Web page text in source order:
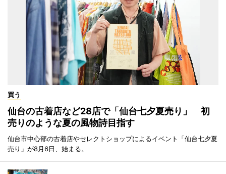
買う
仙台の古着店など28店で「仙台七夕夏売り」 初
売りのような夏の風物詩目指す
仙台市中心部の古着店やセレクトショップによるイベント「仙台七夕夏
売り」が8月6日、始まる。